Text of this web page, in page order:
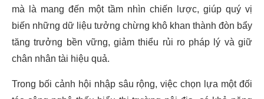
mà là mang đến một tầm nhìn chiến lược, giúp quý vị
biến những dữ liệu tưởng chừng khô khan thành đòn bẩy
tăng trưởng bền vững, giảm thiểu rủi ro pháp lý và giữ
chân nhân tài hiệu quả.
Trong bối cảnh hội nhập sâu rộng, việc chọn lựa một đối